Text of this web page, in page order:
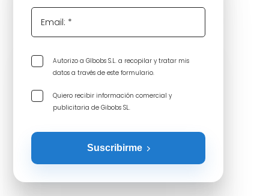
Email: *
Autorizo a GIbobs S.L. a recopilar y tratar mis
datos a través de este formulario.
Quiero recibir información comercial y
publicitaria de Gibobs SL.
Suscribirme